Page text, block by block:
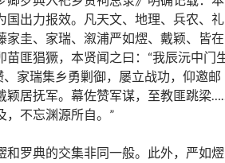
国出力报效。凡天文、地理、兵农、礼
家圭、家瑞、溆浦严如熤、戴颖、皆在
苗匪猖獗，本贤闻之曰：“我辰沅中门
家瑞集乡勇剿御，屡立战功，仰邀邮
颖居抚军。幕佐赞军谋，至教匪跳梁
，不忘渊源所自。”
和罗典的交集非同一般。此外，严如熤